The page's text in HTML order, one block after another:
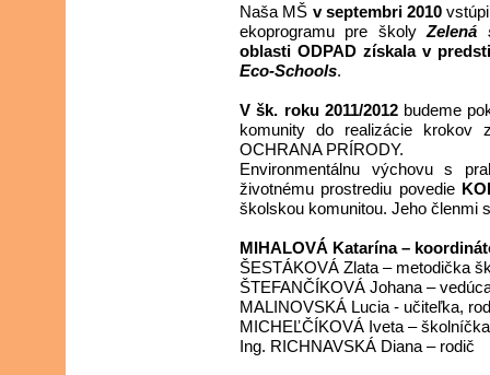
Naša MŠ v septembri 2010
ekoprogramu pre školyZelená
oblasti ODPAD získala v
Eco-Schools.
V šk. roku 2011/2012budeme
komunity do realizácie krokov
OCHRANA PRÍRODY.
Environmentálnu výchovu s
životnému prostrediu povedie
školskou komunitou. Jeho členmi
MIHALOVÁ Katarína –
ŠESTÁKOVÁ Zlata – metodička
ŠTEFANČÍKOVÁ Johana –
MALINOVSKÁ Lucia - učiteľka,
MICHEĽČÍKOVÁ Iveta – školníčka
Ing. RICHNAVSKÁ Diana – rodič